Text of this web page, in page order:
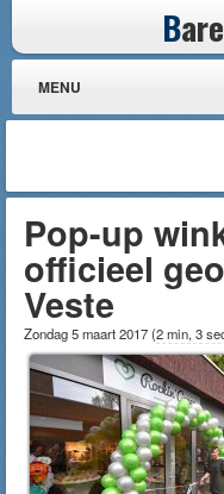
B
MENU
Pop-up
officieel
Veste
Zondag 5 maart 2017(2 min, 3